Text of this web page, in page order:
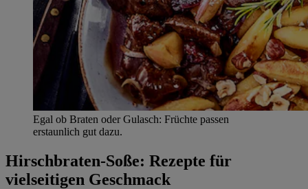
Egal ob Braten oder Gulasch: Früchte passen
erstaunlich gut dazu.
Hirschbraten-Soße: Rezepte für
vielseitigen Geschmack